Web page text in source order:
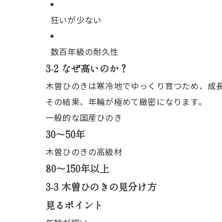
狂いが少ない
数百年級の耐久性
3-2 なぜ高いのか？
木曽ひのきは寒冷地でゆっくり育つため、成
その結果、年輪が極めて緻密になります。
一般的な国産ひのき
30〜50年
木曽ひのきの高級材
80〜150年以上
3-3 木曽ひのきの見分け方
見るポイント